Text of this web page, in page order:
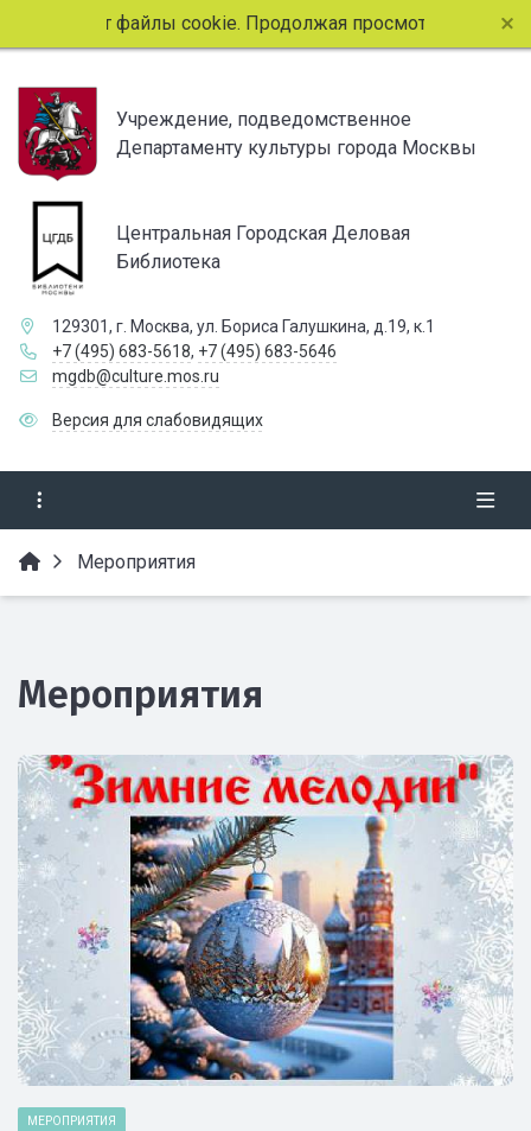
файлы cookie. Продолжая просмотр страниц сайта,
Учреждение, подведомственное
Департаменту культуры города Москвы
Центральная Городская Деловая
Библиотека
129301, г. Москва, ул. Бориса Галушкина, д.19, к.1
+7 (495) 683-5618, +7 (495) 683-5646
mgdb@culture.mos.ru
Версия для слабовидящих
Мероприятия
Мероприятия
МЕРОПРИЯТИЯ